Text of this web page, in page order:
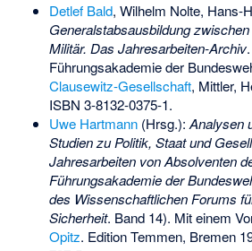
Detlef Bald, Wilhelm Nolte, Hans-
Generalstabsausbildung
Militär. Das Jahresarbeiten-Archiv
Führungsakademie der
Clausewitz-Gesellschaft, Mittler,
ISBN 3-8132-0375-1.
Uwe Hartmann(Hrsg.):Analysen
Studien zu Politik, Staat und
Jahresarbeiten von Absolventen
Führungsakademie der
des Wissenschaftlichen Forums
Sicherheit. Band 14). Mit einem
Opitz. Edition Temmen, Bremen